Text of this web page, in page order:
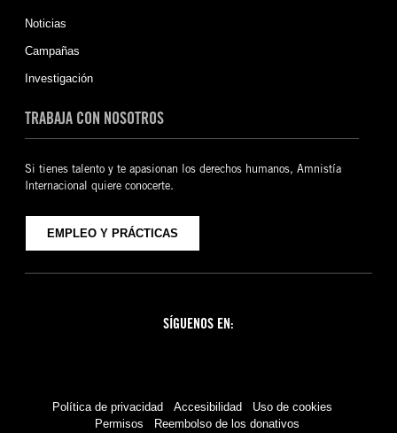
Noticias
Campañas
Investigación
TRABAJA CON NOSOTROS
Si tienes talento y te apasionan los derechos humanos, Amnistía
Internacional quiere conocerte.
EMPLEO Y PRÁCTICAS
Política de privacidad Accesibilidad
Uso de cookies
Permisos
Reembolso de los donativos
SÍGUENOS EN: